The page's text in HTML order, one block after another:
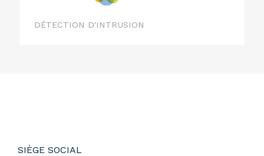
DÉTECTION D'INTRUSION
SIÈGE SOCIAL